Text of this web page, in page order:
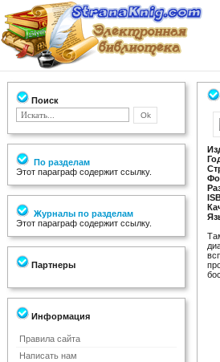
Поиск
По разделам
Этот параграф содержит ссылку.
Журналы по разделам
Этот параграф содержит ссылку.
Партнеры
Информация
Правила сайта
Написать нам